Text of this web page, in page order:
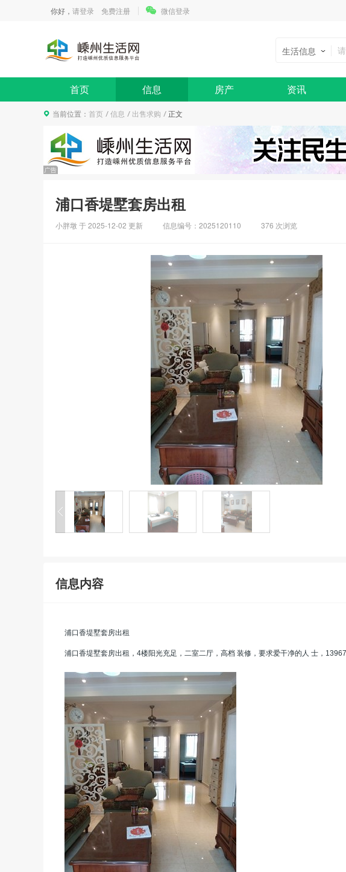
你好， 请登录 免费注册 微信登录
生活信息
首页 信息 房产 资讯
当前位置： 首页 信息 出售求购 正文
浦口香堤墅套房出租
小胖墩 于2025-12-02 更新 信息编号：2025120110 376 次浏览
信息内容
浦口香堤墅套房出租
浦口香堤墅套房出租，4楼阳光充足，二室二厅，高档 装修，要求爱干净的人 士，